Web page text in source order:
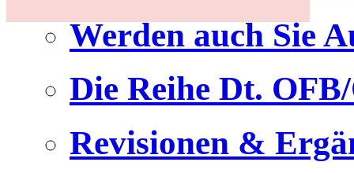
Werden auch Sie
Die Reihe Dt.
Revisionen &